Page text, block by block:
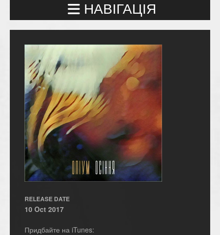
НАВІГАЦІЯ
RELEASE DATE
10 Oct 2017
Придбайте на iTunes: